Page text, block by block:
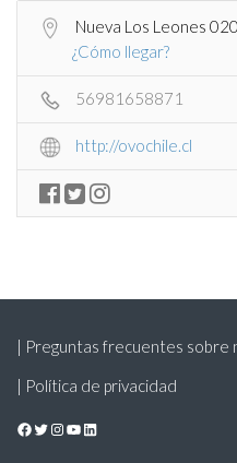
Nueva Los Leones
¿Cómo llegar?
56981658871
http://ovochile.cl
| Preguntas frecuentes
| Política de privacidad
Facebook
Twitter
Instagram
YouTube
LinkedIn